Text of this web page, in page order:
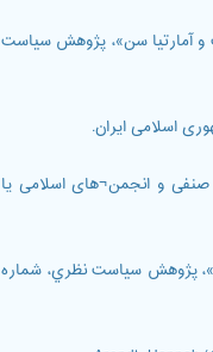
هانا آرنت و آمارتیا سن»، پژوهش سياست
سیاسی و صنفی و انجمن¬های اسلامی یا
منظری آرنتی»، پژوهش سياست نظري، شماره